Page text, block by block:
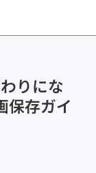
りにな
保存ガイ